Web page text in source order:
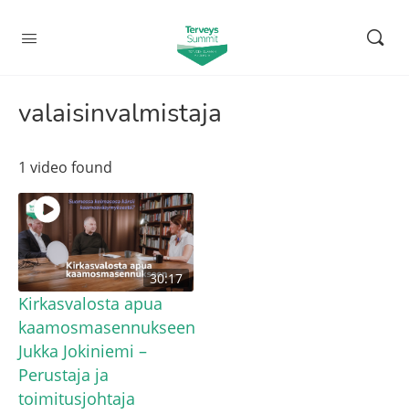
valaisinvalmistaja
1 video found
30:17
Kirkasvalosta apua
kaamosmasennukseen
Jukka Jokiniemi –
Perustaja ja
toimitusjohtaja